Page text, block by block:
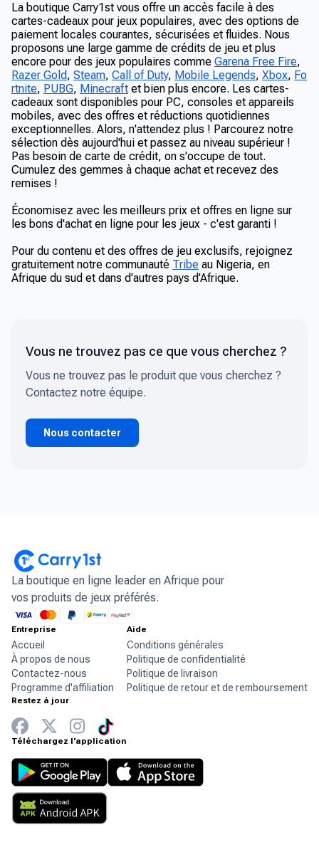
La boutique Carry1st vous offre un accès facile à des
cartes-cadeaux pour jeux populaires, avec des options de
paiement locales courantes, sécurisées et fluides. Nous
proposons une large gamme de crédits de jeu et plus
encore pour des jeux populaires comme Garena Free Fire,
Razer Gold, Steam, Call of Duty, Mobile Legends, Xbox, Fo
rtnite, PUBG, Minecraft et bien plus encore. Les cartes-
cadeaux sont disponibles pour PC, consoles et appareils
mobiles, avec des offres et réductions quotidiennes
exceptionnelles. Alors, n'attendez plus ! Parcourez notre
sélection dès aujourd'hui et passez au niveau supérieur !
Pas besoin de carte de crédit, on s'occupe de tout.
Cumulez des gemmes à chaque achat et recevez des
remises !
Économisez avec les meilleurs prix et offres en ligne sur
les bons d'achat en ligne pour les jeux - c'est garanti !
Pour du contenu et des offres de jeu exclusifs, rejoignez
gratuitement notre communauté Tribe au Nigeria, en
Afrique du sud et dans d'autres pays d'Afrique.
Vous ne trouvez pas ce que vous cherchez ?
Vous ne trouvez pas le produit que vous cherchez ?
Contactez notre équipe.
Nous contacter
La boutique en ligne leader en Afrique pour
vos produits de jeux préférés.
Entreprise
Accueil
À propos de nous
Contactez-nous
Programme d'affiliation
Aide
Conditions générales
Politique de confidentialité
Politique de livraison
Politique de retour et de remboursement
Restez à jour
Téléchargez l'application